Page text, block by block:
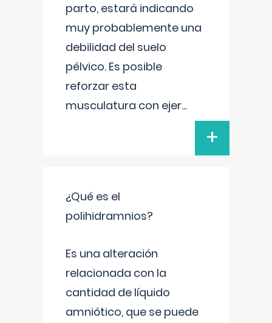
parto, estará indicando
muy probablemente una
debilidad del suelo
pélvico. Es posible
reforzar esta
musculatura con ejer...
+
¿Qué es el
polihidramnios?
Es una alteración
relacionada con la
cantidad de líquido
amniótico, que se puede